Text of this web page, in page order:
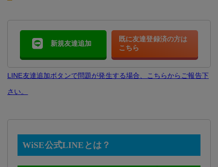
新規友達追加
既に友達登録済の方は
こちら
LINE友達追加ボタンで問題が発生する場合、こちらからご報告下
さい。
WiSE公式LINEとは？